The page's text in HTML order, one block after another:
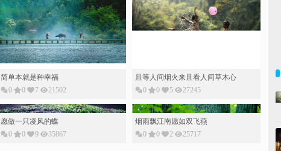
简单本就是种幸福
0
0 7 21502
且等人间烟火来且看人间草木心
0
0 5 27245
愿做一只凌风的蝶
0
0 9 35867
烟雨飘江南愿如双飞燕
0
0 2 25717